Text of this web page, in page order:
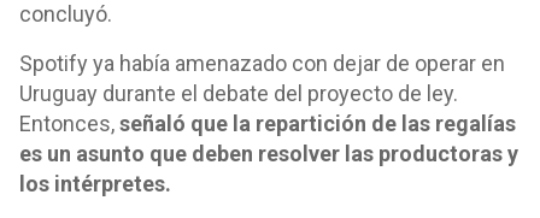
concluyó.
Spotify ya había amenazado con dejar de operar en
Uruguay durante el debate del proyecto de ley.
Entonces,señaló que la repartición de las regalías
es un asunto que deben resolver las productoras y
los intérpretes.